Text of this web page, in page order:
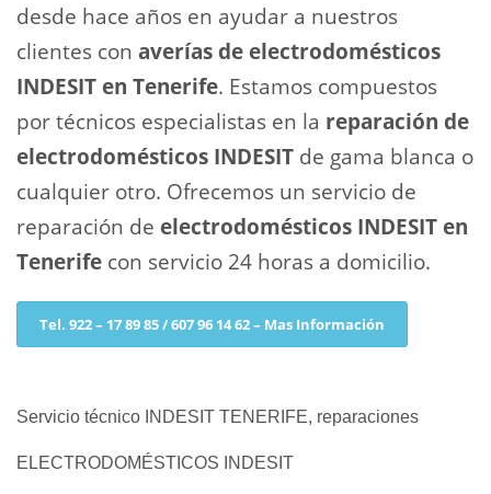
desde hace años en ayudar a nuestros
clientes con averías de electrodomésticos
INDESIT en Tenerife. Estamos compuestos
por técnicos especialistas en la reparación de
electrodomésticos INDESIT de gama blanca o
cualquier otro. Ofrecemos un servicio de
reparación de electrodomésticos INDESIT en
Tenerife con servicio 24 horas a domicilio.
Tel. 922 – 17 89 85 / 607 96 14 62 – Mas Información
Servicio técnico INDESIT TENERIFE, reparaciones
ELECTRODOMÉSTICOS INDESIT